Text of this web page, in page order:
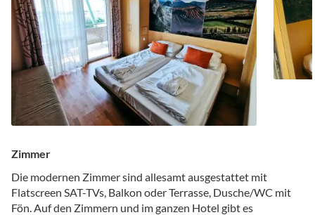
Zimmer
Die modernen Zimmer sind allesamt ausgestattet mit
Flatscreen SAT-TVs, Balkon oder Terrasse, Dusche/WC mit
Fön. Auf den Zimmern und im ganzen Hotel gibt es